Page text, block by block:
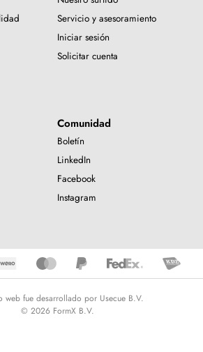
Servicio y asesoramiento
Iniciar sesión
Solicitar cuenta
Comunidad
Boletín
LinkedIn
Facebook
Instagram
web fue desarrollado por Usecue B.V.
© 2026 FormX B.V.